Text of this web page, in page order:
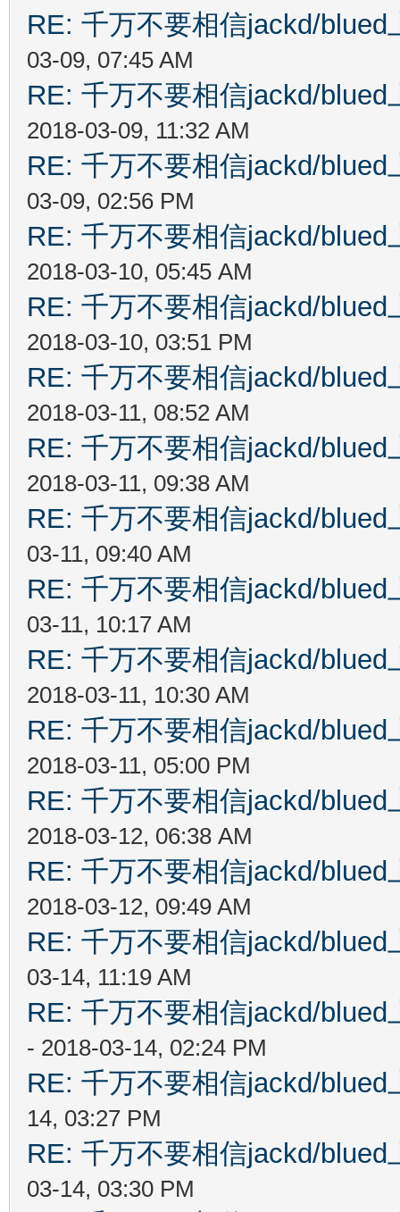
RE: 千万不要相信jackd/
03-09, 07:45 AM
RE: 千万不要相信jackd/
2018-03-09, 11:32 AM
RE: 千万不要相信jackd/
03-09, 02:56 PM
RE: 千万不要相信jackd/
2018-03-10, 05:45 AM
RE: 千万不要相信jackd/
2018-03-10, 03:51 PM
RE: 千万不要相信jackd/
2018-03-11, 08:52 AM
RE: 千万不要相信jackd/
2018-03-11, 09:38 AM
RE: 千万不要相信jackd/
03-11, 09:40 AM
RE: 千万不要相信jackd/
03-11, 10:17 AM
RE: 千万不要相信jackd/
2018-03-11, 10:30 AM
RE: 千万不要相信jackd/
2018-03-11, 05:00 PM
RE: 千万不要相信jackd/
2018-03-12, 06:38 AM
RE: 千万不要相信jackd/
2018-03-12, 09:49 AM
RE: 千万不要相信jackd/
03-14, 11:19 AM
RE: 千万不要相信jackd/
- 2018-03-14, 02:24 PM
RE: 千万不要相信jackd/
14, 03:27 PM
RE: 千万不要相信jackd/
03-14, 03:30 PM